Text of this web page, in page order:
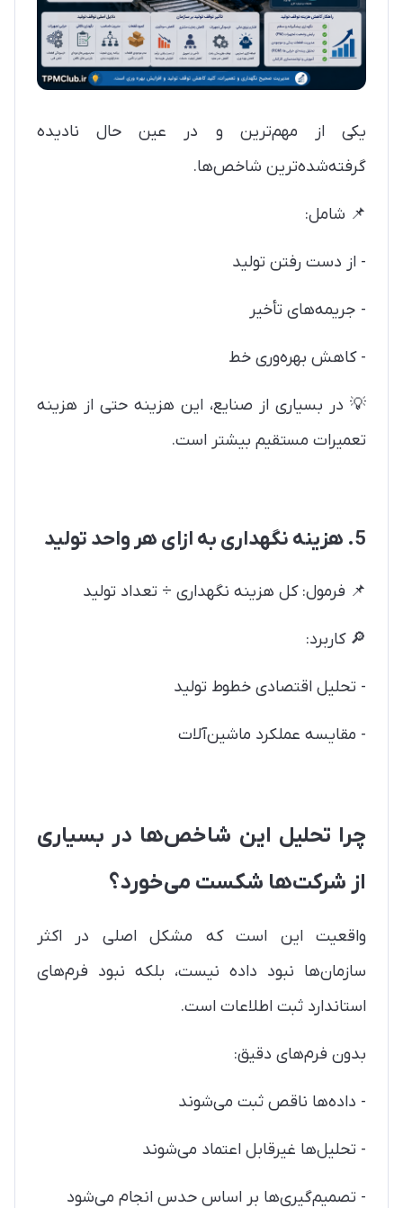
یکی از مهم‌ترین و در عین حال نادیده
گرفته‌شده‌ترین شاخص‌ها.
📌 شامل:
- از دست رفتن تولید
- جریمه‌های تأخیر
- کاهش بهره‌وری خط
💡 در بسیاری از صنایع، این هزینه حتی از هزینه
تعمیرات مستقیم بیشتر است.
5. هزینه نگهداری به ازای هر واحد تولید
📌 فرمول: کل هزینه نگهداری ÷ تعداد تولید
🔎 کاربرد:
- تحلیل اقتصادی خطوط تولید
- مقایسه عملکرد ماشین‌آلات
چرا تحلیل این شاخص‌ها در بسیاری
از شرکت‌ها شکست می‌خورد؟
واقعیت این است که مشکل اصلی در اکثر
سازمان‌ها نبود داده نیست، بلکه نبود فرم‌های
استاندارد ثبت اطلاعات است.
بدون فرم‌های دقیق:
- داده‌ها ناقص ثبت می‌شوند
- تحلیل‌ها غیرقابل اعتماد می‌شوند
- تصمیم‌گیری‌ها بر اساس حدس انجام می‌شود